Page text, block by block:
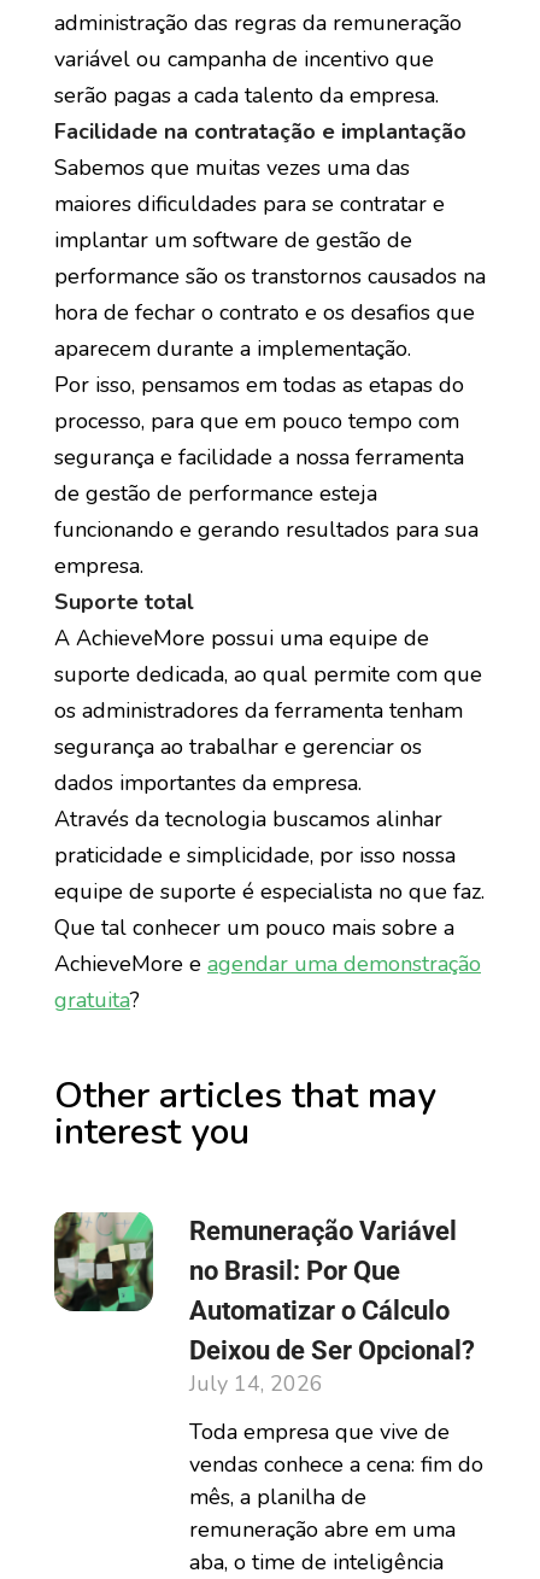
administração das regras da remuneração
variável ou campanha de incentivo que
serão pagas a cada talento da empresa.
Facilidade na contratação e implantação
Sabemos que muitas vezes uma das
maiores dificuldades para se contratar e
implantar um software de gestão de
performance são os transtornos causados na
hora de fechar o contrato e os desafios que
aparecem durante a implementação.
Por isso, pensamos em todas as etapas do
processo, para que em pouco tempo com
segurança e facilidade a nossa ferramenta
de gestão de performance esteja
funcionando e gerando resultados para sua
empresa.
Suporte total
A AchieveMore possui uma equipe de
suporte dedicada, ao qual permite com que
os administradores da ferramenta tenham
segurança ao trabalhar e gerenciar os
dados importantes da empresa.
Através da tecnologia buscamos alinhar
praticidade e simplicidade, por isso nossa
equipe de suporte é especialista no que faz.
Que tal conhecer um pouco mais sobre a
AchieveMore e agendar uma demonstração
gratuita?
Other articles that may
interest you
Remuneração Variável
no Brasil: Por Que
Automatizar o Cálculo
Deixou de Ser Opcional?
July 14, 2026
Toda empresa que vive de
vendas conhece a cena: fim do
mês, a planilha de
remuneração abre em uma
aba, o time de inteligência